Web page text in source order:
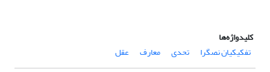
کلیدواژه‌ها
تفکیکیان نص‏گرا
تحدی معارف عقل